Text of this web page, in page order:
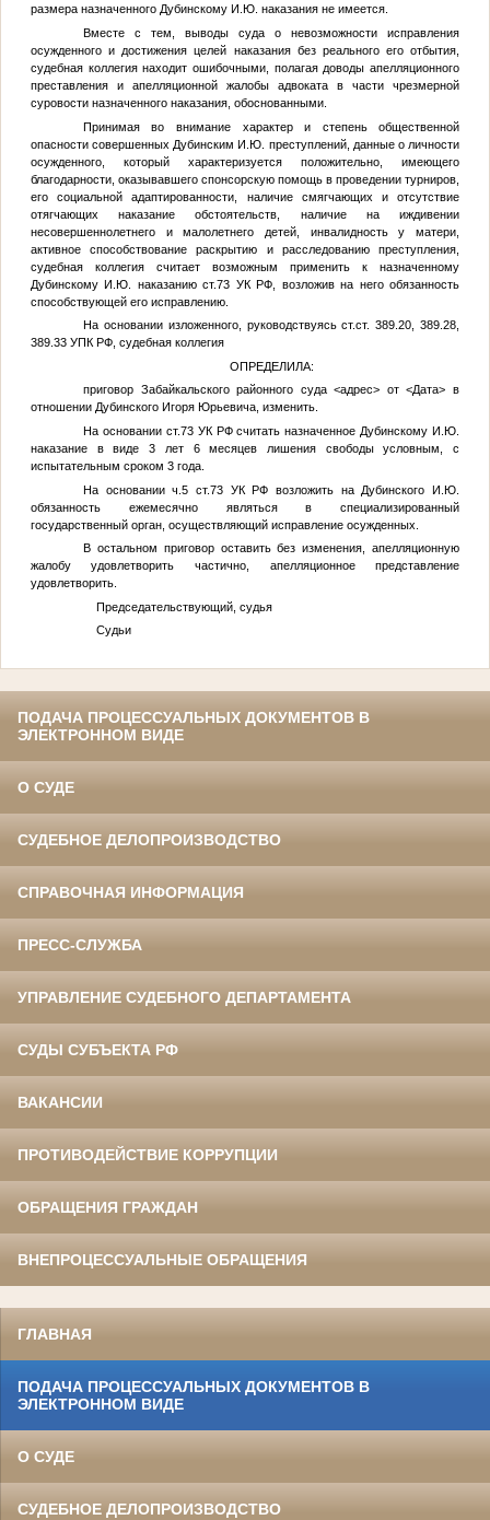
размера назначенного Дубинскому И.Ю. наказания не имеется.
Вместе с тем, выводы суда о невозможности исправления
осужденного и достижения целей наказания без реального его отбытия,
судебная коллегия находит ошибочными, полагая доводы апелляционного
преставления и апелляционной жалобы адвоката в части чрезмерной
суровости назначенного наказания, обоснованными.
Принимая во внимание характер и степень общественной
опасности совершенных Дубинским И.Ю. преступлений, данные о личности
осужденного, который характеризуется положительно, имеющего
благодарности, оказывавшего спонсорскую помощь в проведении турниров,
его социальной адаптированности, наличие смягчающих и отсутствие
отягчающих наказание обстоятельств, наличие на иждивении
несовершеннолетнего и малолетнего детей, инвалидность у матери,
активное способствование раскрытию и расследованию преступления,
судебная коллегия считает возможным применить к назначенному
Дубинскому И.Ю. наказанию ст.73 УК РФ, возложив на него обязанность
способствующей его исправлению.
На основании изложенного, руководствуясь ст.ст. 389.20, 389.28,
389.33 УПК РФ, судебная коллегия
ОПРЕДЕЛИЛА:
приговор Забайкальского районного суда<адрес> от<Дата> в
отношении Дубинского Игоря Юрьевича, изменить.
На основании ст.73 УК РФ считать назначенное Дубинскому И.Ю.
наказание в виде 3 лет 6 месяцев лишения свободы условным, с
испытательным сроком 3 года.
На основании ч.5 ст.73 УК РФ возложить на Дубинского И.Ю.
обязанность ежемесячно являться в специализированный
государственный орган, осуществляющий исправление осужденных.
В остальном приговор оставить без изменения, апелляционную
жалобу удовлетворить частично, апелляционное представление
удовлетворить.
Председательствующий, судья
Судьи
ПОДАЧА ПРОЦЕССУАЛЬНЫХ ДОКУМЕНТОВ В
ЭЛЕКТРОННОМ ВИДЕ
О СУДЕ
СУДЕБНОЕ ДЕЛОПРОИЗВОДСТВО
СПРАВОЧНАЯ ИНФОРМАЦИЯ
ПРЕСС-СЛУЖБА
УПРАВЛЕНИЕ СУДЕБНОГО ДЕПАРТАМЕНТА
СУДЫ СУБЪЕКТА РФ
ВАКАНСИИ
ПРОТИВОДЕЙСТВИЕ КОРРУПЦИИ
ОБРАЩЕНИЯ ГРАЖДАН
ВНЕПРОЦЕССУАЛЬНЫЕ ОБРАЩЕНИЯ
ГЛАВНАЯ
ПОДАЧА ПРОЦЕССУАЛЬНЫХ ДОКУМЕНТОВ В
ЭЛЕКТРОННОМ ВИДЕ
О СУДЕ
СУДЕБНОЕ ДЕЛОПРОИЗВОДСТВО